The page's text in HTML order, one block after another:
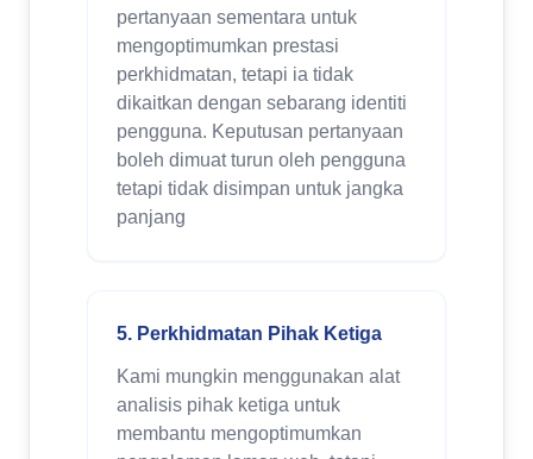
pertanyaan sementara untuk
mengoptimumkan prestasi
perkhidmatan, tetapi ia tidak
dikaitkan dengan sebarang identiti
pengguna. Keputusan pertanyaan
boleh dimuat turun oleh pengguna
tetapi tidak disimpan untuk jangka
panjang
5. Perkhidmatan Pihak Ketiga
Kami mungkin menggunakan alat
analisis pihak ketiga untuk
membantu mengoptimumkan